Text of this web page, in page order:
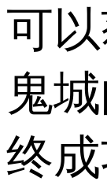
可
鬼
终成